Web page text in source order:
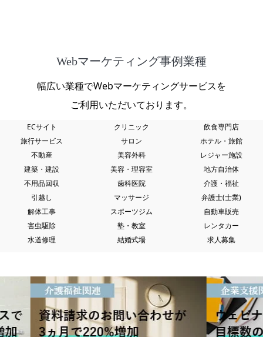
Webマーケティング事例業種
幅広い業種でWebマーケティングサービスを
ご利用いただいております。
ECサイト
旅行サービス
不動産
建築・建設
不用品回収
引越し
解体工事
害虫駆除
水道修理
クリニック
サロン
美容外科
美容・理容室
歯科医院
マッサージ
スポーツジム
塾・教室
結婚式場
飲食専門店
ホテル・旅館
レジャー施設
地方自治体
介護・福祉
弁護士(士業)
自動車販売
レンタカー
求人募集